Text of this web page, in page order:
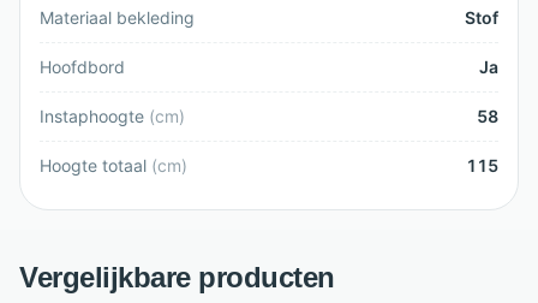
Materiaal bekleding Stof
Hoofdbord Ja
Instaphoogte (cm) 58
Hoogte totaal (cm) 115
Vergelijkbare producten